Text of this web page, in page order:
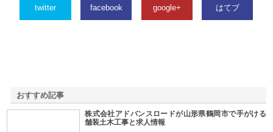
twitter facebook google+ はてブ
おすすめ記事
株式会社アドバンスロードが山形県鶴岡市で手がける
舗装土木工事と求人情報